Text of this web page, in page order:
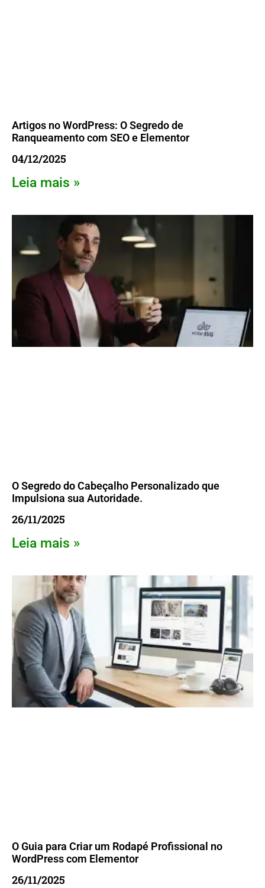
Artigos no WordPress: O Segredo de
Ranqueamento com SEO e Elementor
04/12/2025
Leia mais »
O Segredo do Cabeçalho Personalizado que
Impulsiona sua Autoridade.
26/11/2025
Leia mais »
O Guia para Criar um Rodapé Profissional no
WordPress com Elementor
26/11/2025